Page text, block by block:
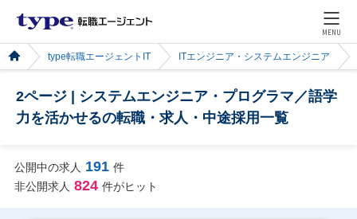
MENU
type転職エージェントIT ITエンジニア・システムエンジニア
2ページ | システムエンジニア・プログラマ／語学
力を活かせるの転職・求人・中途採用一覧
公開中の求人 191 件
非公開求人 824 件がヒット